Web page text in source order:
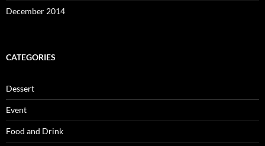
December 2014
CATEGORIES
Dessert
Event
Food and Drink